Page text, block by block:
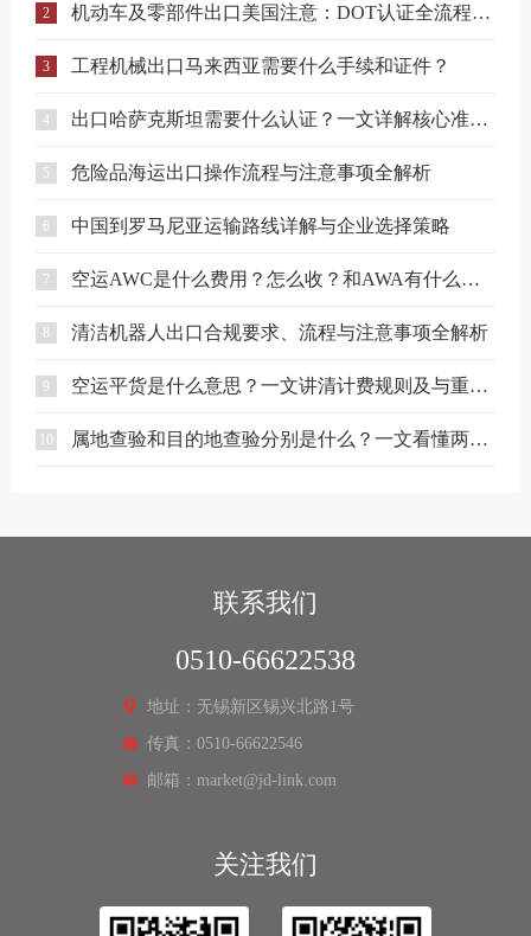
2 机动车及零部件出口美国注意：DOT认证全流程与合规要点详解
3 工程机械出口马来西亚需要什么手续和证件？
4 出口哈萨克斯坦需要什么认证？一文详解核心准入要求
5 危险品海运出口操作流程与注意事项全解析
6 中国到罗马尼亚运输路线详解与企业选择策略
7 空运AWC是什么费用？怎么收？和AWA有什么区别？
清洁机器人出口合规要求、流程与注意事项全解析
9 空运平货是什么意思？一文讲清计费规则及与重货、泡货的区别
属地查验和目的地查验分别是什么？一文看懂两者区别
联系我们
0510-66622538
地址：无锡新区锡兴北路1号
传真：0510-66622546
邮箱：market@jd-link.com
关注我们